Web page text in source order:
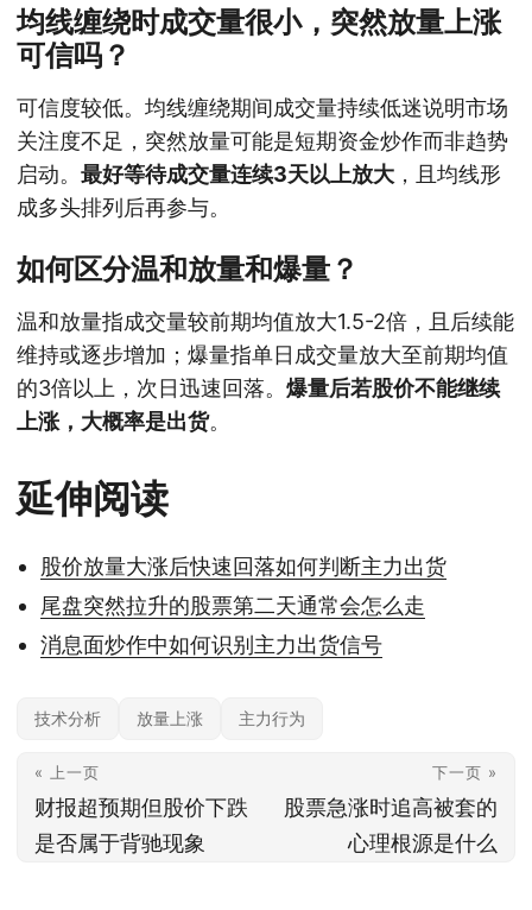
均线缠绕时成交量很小，突然放量上涨
可信吗？
可信度较低。均线缠绕期间成交量持续低迷说明市场
关注度不足，突然放量可能是短期资金炒作而非趋势
启动。 最好等待成交量连续3天以上放大 ，且均线形
成多头排列后再参与。
如何区分温和放量和爆量？
温和放量指成交量较前期均值放大1.5-2倍，且后续能
维持或逐步增加；爆量指单日成交量放大至前期均值
的3倍以上，次日迅速回落。 爆量后若股价不能继续
上涨，大概率是出货。
延伸阅读
股价放量大涨后快速回落如何判断主力出货
尾盘突然拉升的股票第二天通常会怎么走
消息面炒作中如何识别主力出货信号
技术分析 放量上涨 主力行为
« 上一页
财报超预期但股价下跌
是否属于背驰现象
下一页 »
股票急涨时追高被套的
心理根源是什么